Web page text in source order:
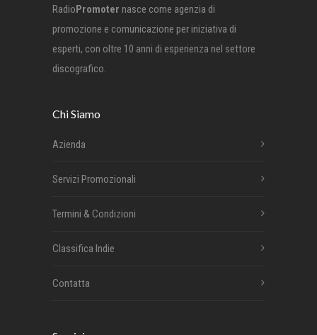
RadioPromoter nasce come agenzia di
promozione e comunicazione per iniziativa di
esperti, con oltre 10 anni di esperienza nel settore
discografico.
Chi Siamo
Azienda
Servizi Promozionali
Termini & Condizioni
Classifica Indie
Contatta